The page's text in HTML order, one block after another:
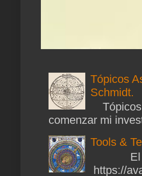
Tópicos
Schmidt.
Tópicos
comenzar mi
Tools &
El
https://